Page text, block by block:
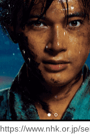
https://www.nhk.or.jp/